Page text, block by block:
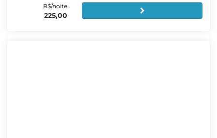
R$/noite
225,00